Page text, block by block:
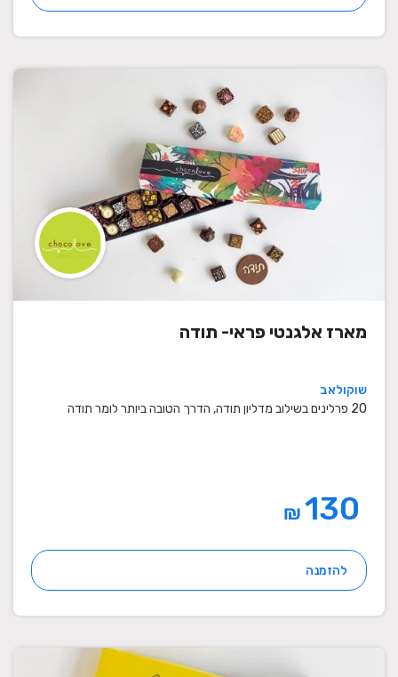
מארז אלגנטי פראי- תודה
שוקולאב
20 פרלינים בשילוב מדליון תודה, הדרך הטובה ביותר לומר תודה
₪
להזמנה